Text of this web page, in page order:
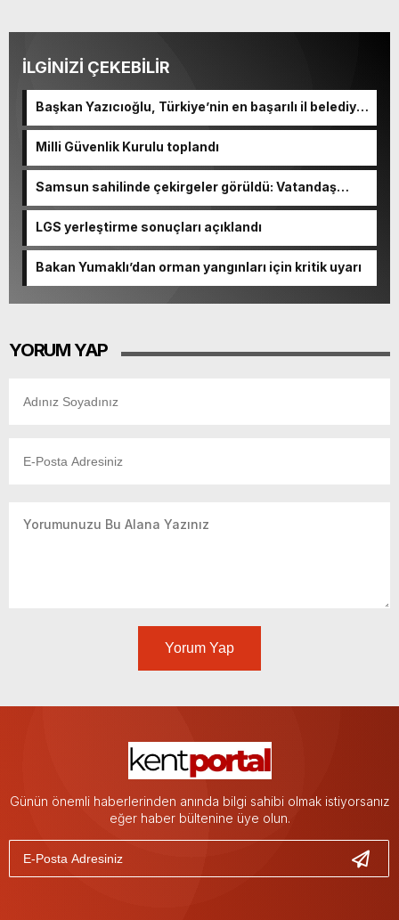
İLGİNİZİ ÇEKEBİLİR
Başkan Yazıcıoğlu, Türkiye’nin en başarılı il belediye
Milli Güvenlik Kurulu toplandı
Samsun sahilinde çekirgeler görüldü: Vatandaş
LGS yerleştirme sonuçları açıklandı
Bakan Yumaklı’dan orman yangınları için kritik uyarı
YORUM YAP
Yorum Yap
Günün önemli haberlerinden anında bilgi sahibi olmak istiyorsanız
eğer haber bültenine üye olun.